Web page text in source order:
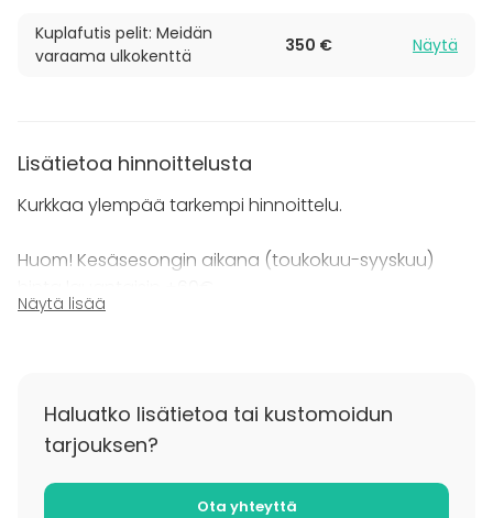
Kuplafutis pelit: Meidän
varaama ulkokenttä
350 € Näytä
Lisätietoa hinnoittelusta
Kurkkaa ylempää tarkempi hinnoittelu.
Huom! Kesäsesongin aikana (toukokuu-syyskuu)
Näytä lisää
Haluatko lisätietoa tai kustomoidun
tarjouksen?
Ota yhteyttä